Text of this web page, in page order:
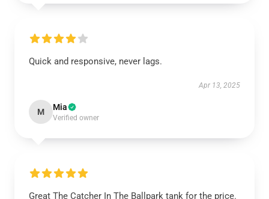
Quick and responsive, never lags.
Apr 13, 2025
M Mia
Verified owner
Great The Catcher In The Ballpark tank for the price.